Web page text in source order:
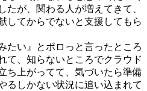
たが、関わる人が増えてきて、
してからでないと支援してもら
たい』とポロっと言ったところ
て、知らないところでクラウド
ち上がってて、気づいたら準備
るしかない状況に追い込まれて